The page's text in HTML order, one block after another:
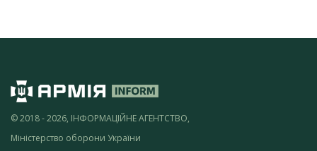
© 2018 - 2026, ІНФОРМАЦІЙНЕ АГЕНТСТВО,
Міністерство оборони України